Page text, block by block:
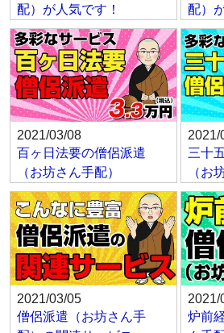
配）が人気です！ 配）
2021/03/08
百ヶ日法要の僧侶派遣
（お坊さん手配）
2021/
三十
（お
2021/03/05
僧侶派遣（お坊さん手
2021/
炉前